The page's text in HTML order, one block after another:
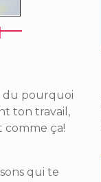
du pourquoi
ton travail,
comme ça!
qui te